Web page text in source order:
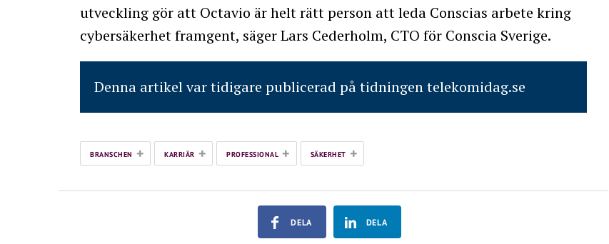
utveckling gör att Octavio är helt rätt person att leda Conscias arbete kring
cybersäkerhet framgent, säger Lars Cederholm, CTO för Conscia Sverige.
Denna artikel var tidigare publicerad på tidningen telekomidag.se
BRANSCHEN + KARRIÄR + PROFESSIONAL + SÄKERHET +
DELA DELA